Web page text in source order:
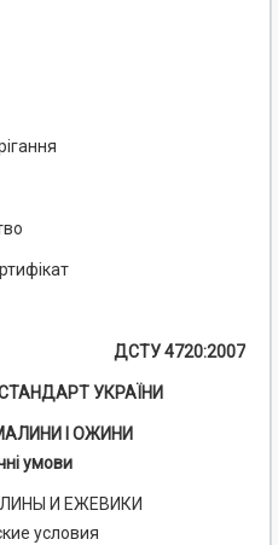
ДСТУ 4720:2007
УКРАЇНИ
І ОЖИНИ
умови
И ЕЖЕВИКИ
условия